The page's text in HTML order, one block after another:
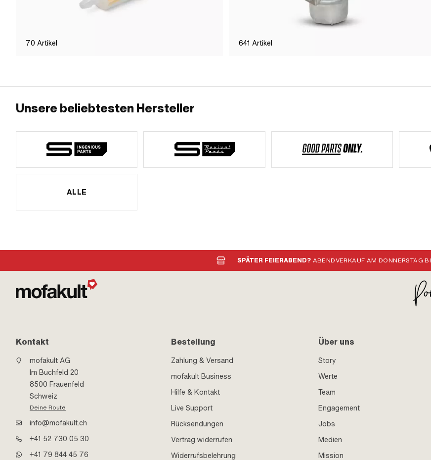
70 Artikel 641 Artikel
Unsere beliebtesten Hersteller
ALLE
SPÄTER FEIERABEND? ABENDVERKAUF AM DONNERSTAG
Kontakt
mofakult AG
Im Buchfeld 20
8500 Frauenfeld
Schweiz
Deine Route
info@mofakult.ch
+41 52 730 05 30
+41 79 844 45 76
Bestellung
Zahlung & Versand
mofakult Business
Hilfe & Kontakt
Live Support
Rücksendungen
Vertrag widerrufen
Widerrufsbelehrung
Über uns
Story
Werte
Team
Engagement
Jobs
Medien
Mission